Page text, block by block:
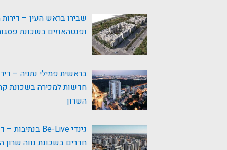
שבירו בראש העין –
ופנטהאוזים בשכונת
בראשית פמילי נתניה –
חדשות למכירה בשכונת
השרון
חדרים בשכונת נווה